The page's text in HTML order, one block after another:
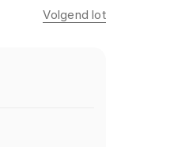
Volgend lot